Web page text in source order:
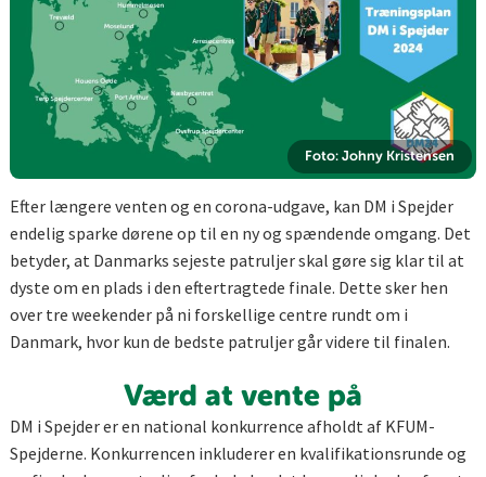
Foto: Johny Kristensen
Efter længere venten og en corona-udgave, kan DM i Spejder
endelig sparke dørene op til en ny og spændende omgang. Det
betyder, at Danmarks sejeste patruljer skal gøre sig klar til at
dyste om en plads i den eftertragtede finale. Dette sker hen
over tre weekender på ni forskellige centre rundt om i
Danmark, hvor kun de bedste patruljer går videre til finalen.
Værd at vente på
DM i Spejder er en national konkurrence afholdt af KFUM-
Spejderne. Konkurrencen inkluderer en kvalifikationsrunde og